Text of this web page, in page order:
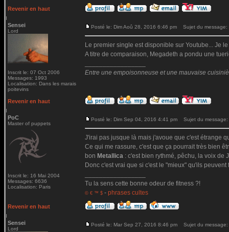
Revenir en haut
Sensei
Lord
Inscrit le: 07 Oct 2006
Messages: 1993
Localisation: Dans les marais
poitevins
Posté le: Dim Aoû 28, 2016 6:46 pm Sujet du message:
Le premier single est disponible sur Youtube... Je
A titre de comparaison, Megadeth a pondu une
Entre une empoisonneuse et une mauvaise
Revenir en haut
PoC
Master of puppets
Inscrit le: 16 Mai 2004
Messages: 6636
Localisation: Paris
Posté le: Dim Sep 04, 2016 4:41 pm Sujet du message:
J'irai pas jusque là mais j'avoue que c'est étrange
Ce qui me rassure, c'est que ça pourrait très bien
bon Metallica : c'est bien rythmé, pêchu, la voix de
Donc c'est vrai que si c'est le "mieux" qu'ils
Tu la sens cette bonne odeur de fitness ?!
© € ™ $ - phrases cultes
Revenir en haut
Sensei
Lord
Posté le: Mar Sep 27, 2016 8:46 pm Sujet du message: